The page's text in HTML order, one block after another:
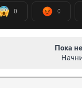
0 0
Пока